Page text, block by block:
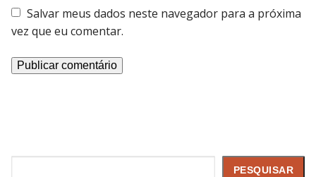
Salvar meus dados neste navegador para a próxima
vez que eu comentar.
PESQUISAR